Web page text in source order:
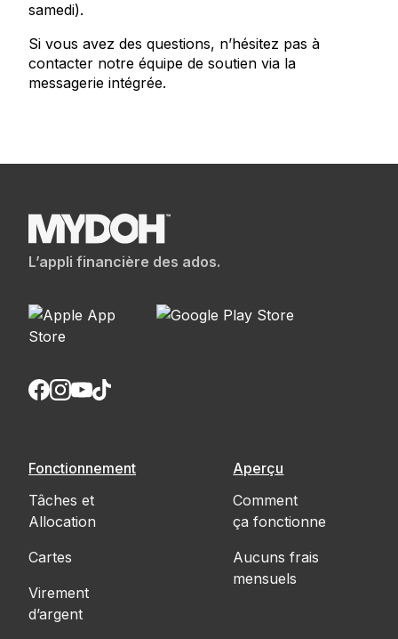
samedi).
Si vous avez des questions, n’hésitez pas à
contacter notre équipe de soutien via la
messagerie intégrée.
L’appli financière des ados.
Fonctionnement
Tâches et
Allocation
Cartes
Virement
d’argent
Aperçu
Comment
ça fonctionne
Aucuns frais
mensuels